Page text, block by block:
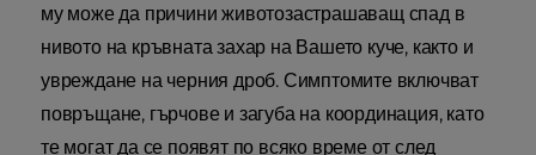
му може да причини животозастрашаващ спад в
нивото на кръвната захар на Вашето куче, както и
увреждане на черния дроб. Симптомите включват
повръщане, гърчове и загуба на координация, като
те могат да се появят по всяко време от след